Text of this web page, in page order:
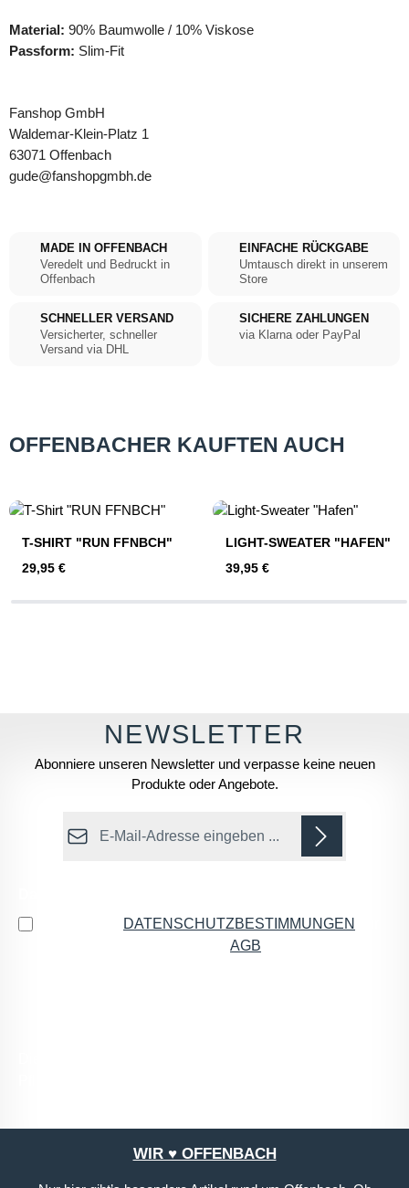
Material: 90% Baumwolle / 10% Viskose
Passform: Slim-Fit
Fanshop GmbH
Waldemar-Klein-Platz 1
63071 Offenbach
gude@fanshopgmbh.de
MADE IN OFFENBACH
Veredelt und Bedruckt in
Offenbach
EINFACHE RÜCKGABE
Umtausch direkt in unserem
Store
SCHNELLER VERSAND
Versicherter, schneller
Versand via DHL
SICHERE ZAHLUNGEN
via Klarna oder PayPal
OFFENBACHER KAUFTEN AUCH
T-SHIRT "RUN FFNBCH"
Regulärer Preis:
29,95 €
LIGHT-SWEATER "HAFEN"
Regulärer Preis:
39,95 €
Abonniere unseren Newsletter und verpasse keine neuen
Produkte oder Angebote.
E-Mail-Adresse*
DATENSCHUTZBESTIMMUNGEN
AGB
WIR ♥ OFFENBACH